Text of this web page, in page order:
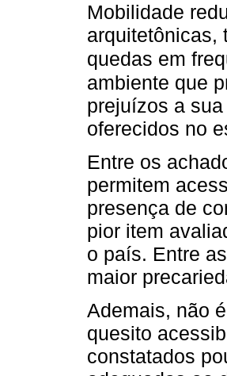
Mobilidade
arquitetônicas,
quedas em
ambiente que
prejuízos a
oferecidos no
Entre os
permitem
presença de
pior item
o país. Entre
maior
Ademais, não
quesito
constatados